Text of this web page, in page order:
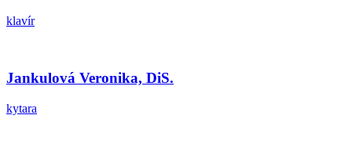
klavír
Jankulová Veronika, DiS.
kytara